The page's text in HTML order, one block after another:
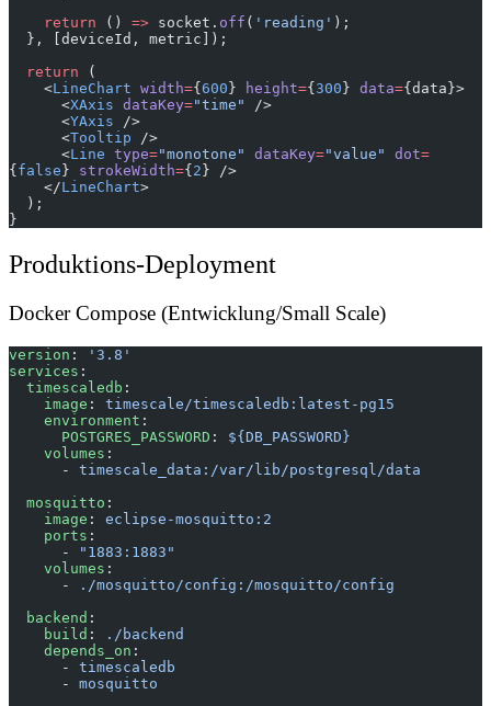
    return
() => socket. off ( 'reading' );
  }, [deviceId, metric]);
  return
(
    <
LineChart width={ 600 } height={ 300 } data={data}>
      <
XAxis dataKey="time"
/>
      <
YAxis />
      <
Tooltip />
      <
Line type="monotone" dataKey="value" dot=
{ false } strokeWidth={ 2 } />
    </
LineChart>
  );
}
Produktions-Deployment
Docker Compose (Entwicklung/Small Scale)
version :
'3.8'
services :
  timescaledb
:
    image
: timescale/timescaledb:latest-pg15
    environment
:
      POSTGRES_PASSWORD
: ${DB_PASSWORD}
    volumes
:
      -
timescale_data:/var/lib/postgresql/data
  mosquitto
:
    image
: eclipse-mosquitto:2
    ports
:
      -
"1883:1883"
    volumes
:
      -
./mosquitto/config:/mosquitto/config
  backend
:
    build
:
./backend
    depends_on
:
      -
timescaledb
      -
mosquitto